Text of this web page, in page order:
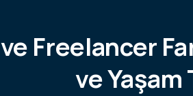
ve Freelancer
veYaşam